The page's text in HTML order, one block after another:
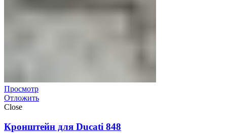
Просмотр
Отложить
Close
Кронштейн для Ducati 848